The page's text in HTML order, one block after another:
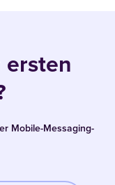
Mobile-Messaging-